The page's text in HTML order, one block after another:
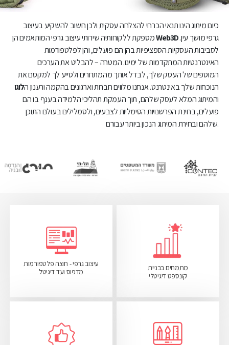
כיום מיתוג הינו תנאי הכרחי להצלחה עסקית ולכן חשוב להשקיע בעיצוב
גרפי מושך עין.Web3Dמספקת ללקוחותיה שירותי עיצוב גרפי המותאמים הן
לסביבות העסקיות הספציפיות בהן הם פועלים, והן לפלטפורמות
האינטרנטיות המתקדמות של ימינו. המטרה – להבליט את הערכים
המוספים של העסק שלך, לבדל אותך מהמתחרים ולסייע לך למקסם את
הנוכחות שלך באינטרנט. אנחנו מלווים חברות וארגונים בהקמה ורענון הלוגו
והמיתוג המלא לעסק שלהם, תוך העמקת תהליכי הלמידה בענף בו הם
פועלים, בחינת הפרשנויות הסימליות לצבעים, ולסמלילים בעולם התוכן
.שלהם ובחירת המיתוג הנכון ביותר עבורם
מתמחים בבניית
קונספט דיגיטלי
עיצוב גרפי - חוצה פלטפורמות
מדפוס ועד דיגיטל